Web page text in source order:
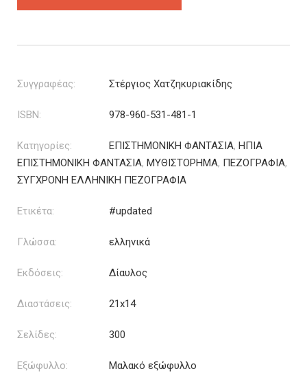
Συγγραφέας: Στέργιος Χατζηκυριακίδης
ISBN: 978-960-531-481-1
Κατηγορίες: ΕΠΙΣΤΗΜΟΝΙΚΗ ΦΑΝΤΑΣΙΑ, ΗΠΙΑ
ΕΠΙΣΤΗΜΟΝΙΚΗ ΦΑΝΤΑΣΙΑ, ΜΥΘΙΣΤΟΡΗΜΑ, ΠΕΖΟΓΡΑΦΙΑ,
ΣΥΓΧΡΟΝΗ ΕΛΛΗΝΙΚΗ ΠΕΖΟΓΡΑΦΙΑ
Ετικέτα: #updated
Γλώσσα: ελληνικά
Εκδόσεις: Δίαυλος
Διαστάσεις: 21x14
Σελίδες: 300
Εξώφυλλο: Μαλακό εξώφυλλο